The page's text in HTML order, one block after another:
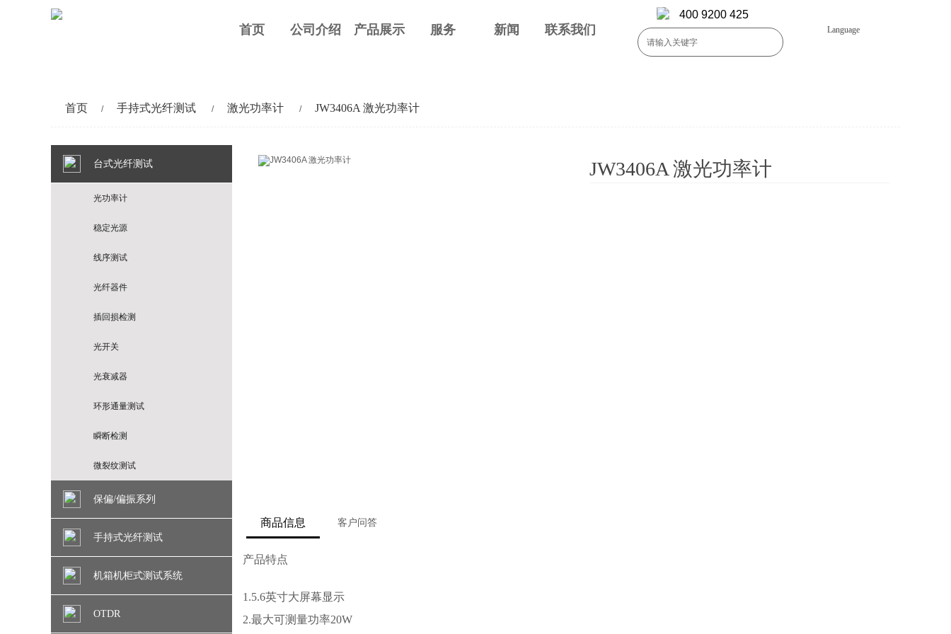
400 9200 425
Language
首页 公司介绍 产品展示 服务 新闻 联系我们
首页 / 手持式光纤测试 / 激光功率计 / JW3406A 激光功率计
台式光纤测试
光功率计
稳定光源
线序测试
光纤器件
插回损检测
光开关
光衰减器
环形通量测试
瞬断检测
微裂纹测试
保偏/偏振系列
手持式光纤测试
机箱机柜式测试系统
OTDR
JW3406A 激光功率计
商品信息 客户问答
产品特点
1.5.6英寸大屏幕显示
2.最大可测量功率20W